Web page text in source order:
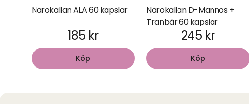
Närokällan ALA 60 kapslar
185 kr
Köp
Närokällan D-Mannos +
Tranbär 60 kapslar
245 kr
Köp